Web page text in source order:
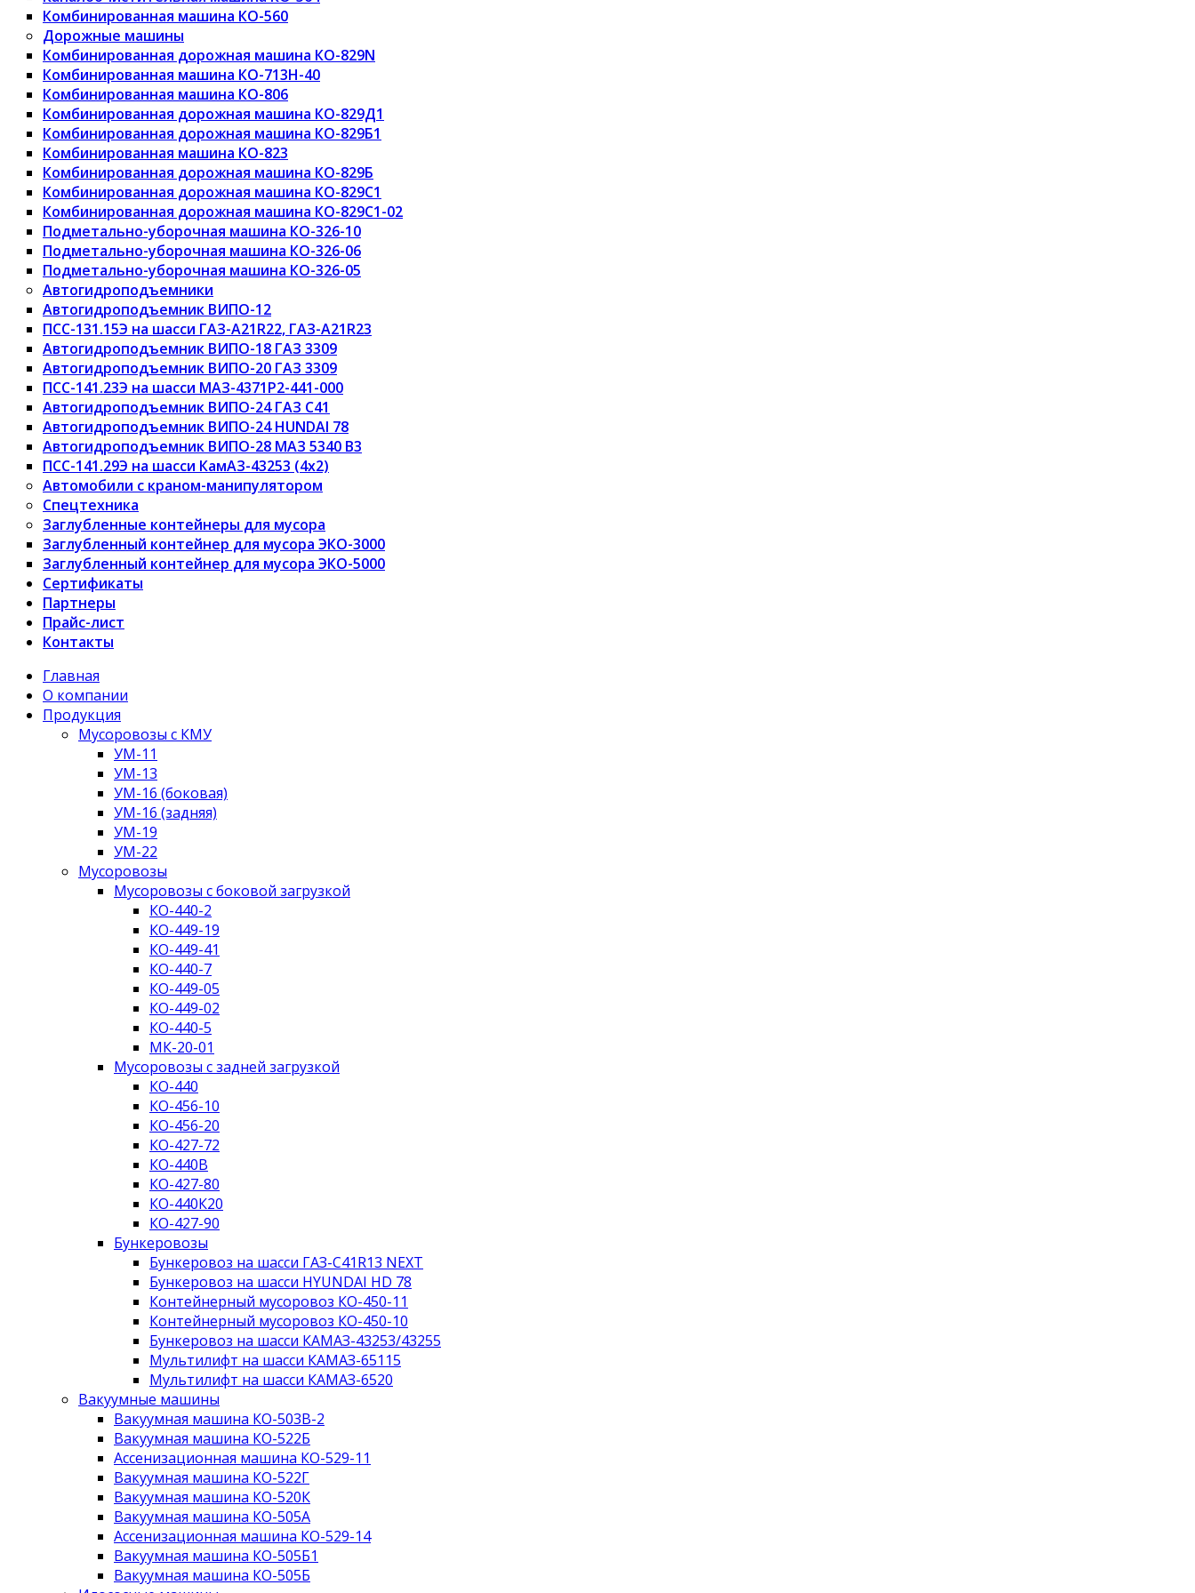
Комбинированная машина КО-560
Дорожные машины
Комбинированная дорожная машина КО-829N
Комбинированная машина КО-713Н-40
Комбинированная машина КО-806
Комбинированная дорожная машина КО-829Д1
Комбинированная дорожная машина КО-829Б1
Комбинированная машина КО-823
Комбинированная дорожная машина КО-829Б
Комбинированная дорожная машина КО-829С1
Комбинированная дорожная машина КО-829С1-02
Подметально-уборочная машина КО-326-10
Подметально-уборочная машина КО-326-06
Подметально-уборочная машина КО-326-05
Автогидроподъемники
Автогидроподъемник ВИПО-12
ПСС-131.15Э на шасси ГАЗ-A21R22, ГАЗ-A21R23
Автогидроподъемник ВИПО-18 ГАЗ 3309
Автогидроподъемник ВИПО-20 ГАЗ 3309
ПСС-141.23Э на шасси МАЗ-4371Р2-441-000
Автогидроподъемник ВИПО-24 ГАЗ C41
Автогидроподъемник ВИПО-24 HUNDAI 78
Автогидроподъемник ВИПО-28 МАЗ 5340 В3
ПСС-141.29Э на шасси КамАЗ-43253 (4х2)
Автомобили с краном-манипулятором
Спецтехника
Заглубленные контейнеры для мусора
Заглубленный контейнер для мусора ЭКО-3000
Заглубленный контейнер для мусора ЭКО-5000
Сертификаты
Партнеры
Прайс-лист
Контакты
Главная
О компании
Продукция
Мусоровозы с КМУ
УМ-11
УМ-13
УМ-16 (боковая)
УМ-16 (задняя)
УМ-19
УМ-22
Мусоровозы
Мусоровозы с боковой загрузкой
КО-440-2
КО-449-19
КО-449-41
КО-440-7
КО-449-05
КО-449-02
КО-440-5
МК-20-01
Мусоровозы с задней загрузкой
КО-440
КО-456-10
КО-456-20
КО-427-72
КО-440В
КО-427-80
КО-440К20
КО-427-90
Бункеровозы
Бункеровоз на шасси ГАЗ-C41R13 NEXT
Бункеровоз на шасси HYUNDAI HD 78
Контейнерный мусоровоз КО-450-11
Контейнерный мусоровоз КО-450-10
Бункеровоз на шасси КАМАЗ-43253/43255
Мультилифт на шасси КАМАЗ-65115
Мультилифт на шасси КАМАЗ-6520
Вакуумные машины
Вакуумная машина КО-503В-2
Вакуумная машина КО-522Б
Ассенизационная машина КО-529-11
Вакуумная машина КО-522Г
Вакуумная машина КО-520К
Вакуумная машина КО-505А
Ассенизационная машина КО-529-14
Вакуумная машина КО-505Б1
Вакуумная машина КО-505Б